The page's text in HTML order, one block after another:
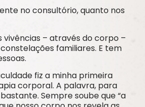
no consultório, quanto nos
vivências – através do corpo –
familiares. E tem
fiz a minha primeira
corporal. A palavra, para
Sempre soube que “a